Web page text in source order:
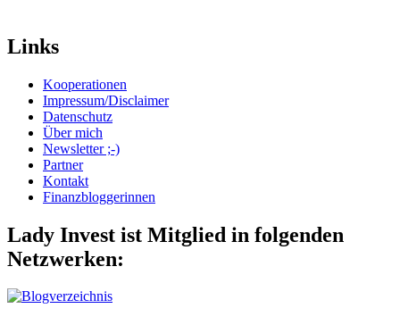
Links
Kooperationen
Impressum/Disclaimer
Datenschutz
Über mich
Newsletter ;-)
Partner
Kontakt
Finanzbloggerinnen
Lady Invest ist Mitglied in folgenden
Netzwerken: